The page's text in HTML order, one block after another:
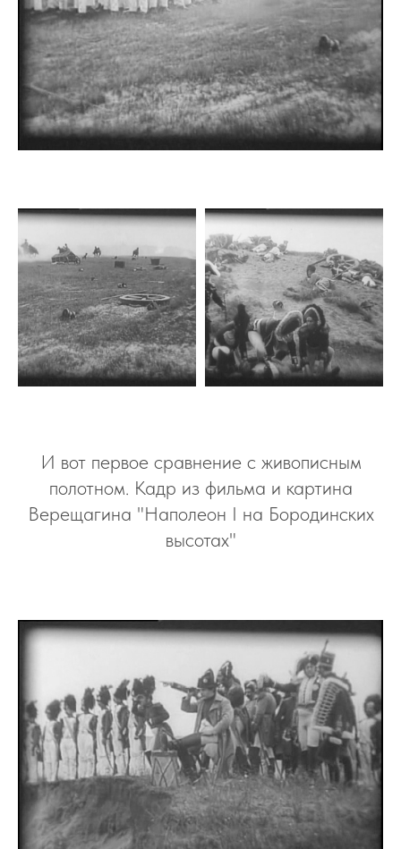
И вот первое сравнение с живописным
полотном. Кадр из фильма и картина
Верещагина "Наполеон I на Бородинских
высотах"